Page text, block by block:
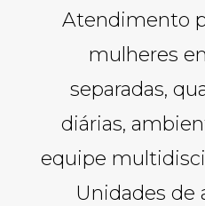
Atendimento
mulheres
separadas,
diárias,
equipe
Unidades de